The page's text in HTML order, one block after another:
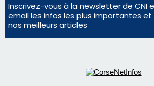
Inscrivez-vous à la newsletter de CNI
email les infos les plus importantes
nos meilleurs articles